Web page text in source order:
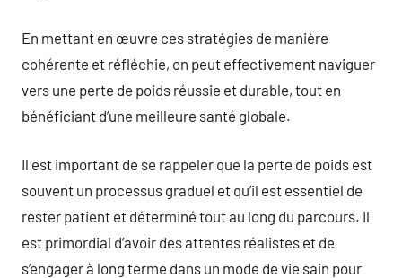
En mettant en œuvre ces stratégies de manière
cohérente et réfléchie, on peut effectivement naviguer
vers une perte de poids réussie et durable, tout en
bénéficiant d’une meilleure santé globale.
Il est important de se rappeler que la perte de poids est
souvent un processus graduel et qu’il est essentiel de
rester patient et déterminé tout au long du parcours. Il
est primordial d’avoir des attentes réalistes et de
s’engager à long terme dans un mode de vie sain pour